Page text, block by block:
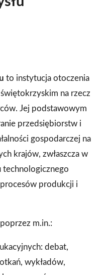
to instytucja otoczenia
na rzecz
Jej podstawowym
przedsiębiorstw i
gospodarczej na
krajów, zwłaszcza w
technologicznego
produkcji i
m.in.:
debat,
wykładów,